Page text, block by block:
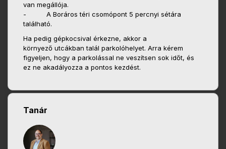
van megállója.
- A Boráros téri csomópont 5 percnyi sétára
található.
Ha pedig gépkocsival érkezne, akkor a
környező utcákban talál parkolóhelyet. Arra kérem
figyeljen, hogy a parkolással ne veszítsen sok időt, és
ez ne akadályozza a pontos kezdést.
Tanár